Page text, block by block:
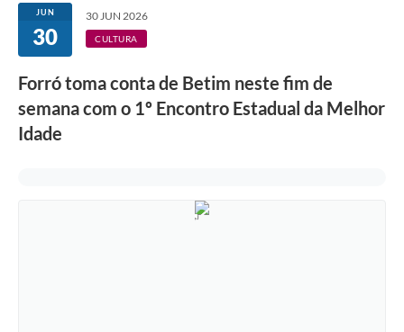
JUN
30
30 JUN 2026
CULTURA
Forró toma conta de Betim neste fim de
semana com o 1º Encontro Estadual da Melhor
Idade